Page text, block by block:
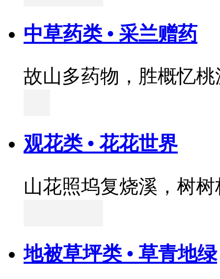
中草药类 • 采兰赠药
故山多药物，胜概忆桃
观花类 • 花花世界
山花照坞复烧溪，树
地被草坪类 • 草青地绿